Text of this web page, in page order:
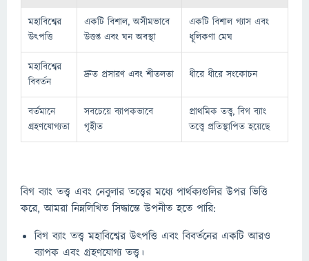
মহাবিশ্বের
উৎপত্তি
একটি বিশাল, অসীমভাবে
উত্তপ্ত এবং ঘন অবস্থা
একটি বিশাল গ্যাস এবং
ধূলিকণা মেঘ
মহাবিশ্বের
বিবর্তন
দ্রুত প্রসারণ এবং শীতলতা ধীরে ধীরে সংকোচন
বর্তমানে
গ্রহণযোগ্যতা
সবচেয়ে ব্যাপকভাবে
গৃহীত
প্রাথমিক তত্ত্ব, বিগ ব্যাং
তত্ত্বে প্রতিস্থাপিত হয়েছে
বিগ ব্যাং তত্ত্ব এবং নেবুলার তত্ত্বের মধ্যে পার্থক্যগুলির উপর ভিত্তি
করে, আমরা নিম্নলিখিত সিদ্ধান্তে উপনীত হতে পারি:
বিগ ব্যাং তত্ত্ব মহাবিশ্বের উৎপত্তি এবং বিবর্তনের একটি আরও
ব্যাপক এবং গ্রহণযোগ্য তত্ত্ব।